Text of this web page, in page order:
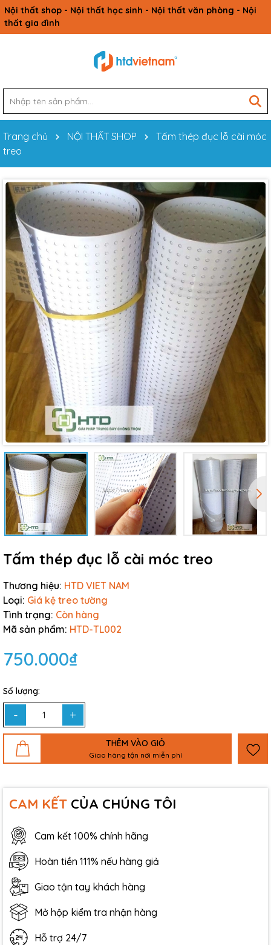
Nội thất shop - Nội thất học sinh - Nội thất văn phòng - Nội
thất gia đình
Trang chủ NỘI THẤT SHOP
Tấm thép đục lỗ cài móc
treo
Tấm thép đục lỗ cài móc treo
Thương hiệu: HTD VIET NAM
Loại: Giá kệ treo tường
Tình trạng: Còn hàng
Mã sản phẩm: HTD-TL002
750.000₫
Số lượng:
- +
THÊM VÀO GIỎ
Giao hàng tận nơi miễn phí
CAM KẾT CỦA CHÚNG TÔI
Cam kết 100% chính hãng
Hoàn tiền 111% nếu hàng giả
Giao tận tay khách hàng
Mở hộp kiểm tra nhận hàng
Hỗ trợ 24/7